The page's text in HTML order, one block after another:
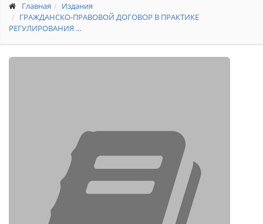
Главная
Издания
ГРАЖДАНСКО-ПРАВОВОЙ ДОГОВОР В ПРАКТИКЕ
РЕГУЛИРОВАНИЯ ...